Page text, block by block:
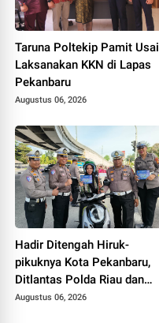
Taruna Poltekip Pamit Usai
Laksanakan KKN di Lapas
Pekanbaru
Augustus 06, 2026
Hadir Ditengah Hiruk-
pikuknya Kota Pekanbaru,
Ditlantas Polda Riau dan
Polantas KARIB Kobarkan
Augustus 06, 2026